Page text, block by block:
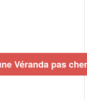
Véranda pas